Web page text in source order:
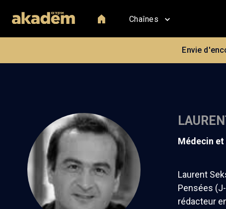
Chaînes
Envie
médecin
Laurent
Pensées
rédacteur